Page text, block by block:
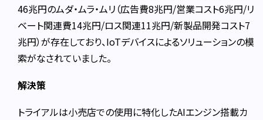
46兆円のムダ・ムラ・ムリ（広告費8兆円/営業コスト6兆円/リ
ベート関連費14兆円/ロス関連11兆円/新製品開発コスト7
兆円）が存在しており、IoTデバイスによるソリューションの模
索がなされていました。
解決策
トライアルは小売店での使用に特化したAIエンジン搭載カ